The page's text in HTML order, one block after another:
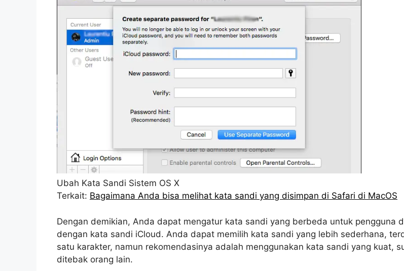
Ubah Kata Sandi Sistem OS X
Terkait: Bagaimana Anda bisa melihat kata sandi yang disimpan di Safari di MacOS
Dengan demikian, Anda dapat mengatur kata sandi yang berbeda untuk pengguna
dengan kata sandi iCloud. Anda dapat memilih kata sandi yang lebih sederhana,
satu karakter, namun rekomendasinya adalah menggunakan kata sandi yang kuat,
ditebak orang lain.